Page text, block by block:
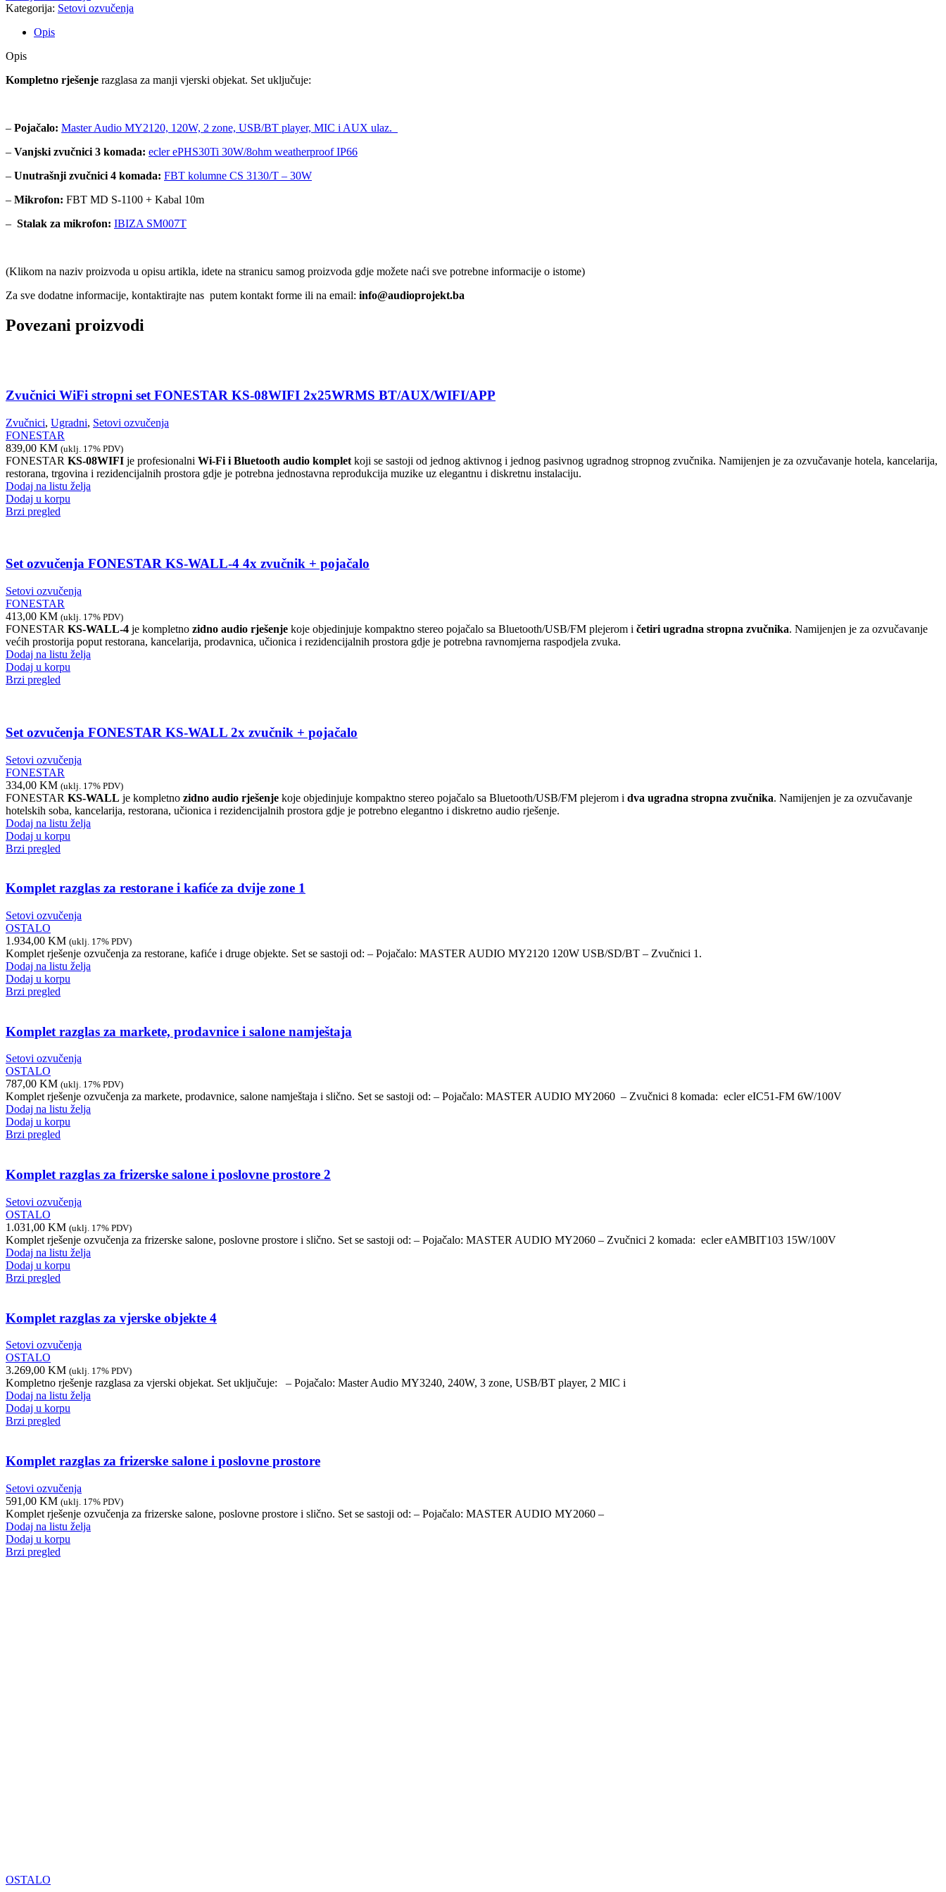
Kategorija: Setovi ozvučenja
Opis
Opis
Kompletno rješenje razglasa za manji vjerski objekat. Set uključuje:
– Pojačalo: Master Audio MY2120, 120W, 2 zone, USB/BT player, MIC i AUX ulaz.
– Vanjski zvučnici 3 komada: ecler ePHS30Ti 30W/8ohm weatherproof IP66
– Unutrašnji zvučnici 4 komada: FBT kolumne CS 3130/T – 30W
– Mikrofon: FBT MD S-1100 + Kabal 10m
– Stalak za mikrofon: IBIZA SM007T
(Klikom na naziv proizvoda u opisu artikla, idete na stranicu samog proizvoda gdje možete naći sve potrebne informacije o istome)
Za sve dodatne informacije, kontaktirajte nas putem kontakt forme ili na email: info@audioprojekt.ba
Povezani proizvodi
Zvučnici WiFi stropni set FONESTAR KS-08WIFI 2x25WRMS BT/AUX/WIFI/APP
Zvučnici, Ugradni, Setovi ozvučenja
FONESTAR
839,00 KM (uklj. 17% PDV)
FONESTAR KS-08WIFI je profesionalni Wi-Fi i Bluetooth audio komplet koji se sastoji od jednog aktivnog i jednog pasivnog ugradnog stropnog zvučnika. Namijenjen je za ozvučavanje hotela, kancelarija,
restorana, trgovina i rezidencijalnih prostora gdje je potrebna jednostavna reprodukcija muzike uz elegantnu i diskretnu instalaciju.
Dodaj na listu želja
Dodaj u korpu
Brzi pregled
Set ozvučenja FONESTAR KS-WALL-4 4x zvučnik + pojačalo
Setovi ozvučenja
FONESTAR
413,00 KM (uklj. 17% PDV)
FONESTAR KS-WALL-4 je kompletno zidno audio rješenje koje objedinjuje kompaktno stereo pojačalo sa Bluetooth/USB/FM plejerom i četiri ugradna stropna zvučnika. Namijenjen je za ozvučavanje
većih prostorija poput restorana, kancelarija, prodavnica, učionica i rezidencijalnih prostora gdje je potrebna ravnomjerna raspodjela zvuka.
Dodaj na listu želja
Dodaj u korpu
Brzi pregled
Set ozvučenja FONESTAR KS-WALL 2x zvučnik + pojačalo
Setovi ozvučenja
FONESTAR
334,00 KM (uklj. 17% PDV)
FONESTAR KS-WALL je kompletno zidno audio rješenje koje objedinjuje kompaktno stereo pojačalo sa Bluetooth/USB/FM plejerom i dva ugradna stropna zvučnika. Namijenjen je za ozvučavanje
hotelskih soba, kancelarija, restorana, učionica i rezidencijalnih prostora gdje je potrebno elegantno i diskretno audio rješenje.
Dodaj na listu želja
Dodaj u korpu
Brzi pregled
Komplet razglas za restorane i kafiće za dvije zone 1
Setovi ozvučenja
OSTALO
1.934,00 KM (uklj. 17% PDV)
Komplet rješenje ozvučenja za restorane, kafiće i druge objekte. Set se sastoji od: – Pojačalo: MASTER AUDIO MY2120 120W USB/SD/BT – Zvučnici 1.
Dodaj na listu želja
Dodaj u korpu
Brzi pregled
Komplet razglas za markete, prodavnice i salone namještaja
Setovi ozvučenja
OSTALO
787,00 KM (uklj. 17% PDV)
Komplet rješenje ozvučenja za markete, prodavnice, salone namještaja i slično. Set se sastoji od: – Pojačalo: MASTER AUDIO MY2060 – Zvučnici 8 komada: ecler eIC51-FM 6W/100V
Dodaj na listu želja
Dodaj u korpu
Brzi pregled
Komplet razglas za frizerske salone i poslovne prostore 2
Setovi ozvučenja
OSTALO
1.031,00 KM (uklj. 17% PDV)
Komplet rješenje ozvučenja za frizerske salone, poslovne prostore i slično. Set se sastoji od: – Pojačalo: MASTER AUDIO MY2060 – Zvučnici 2 komada: ecler eAMBIT103 15W/100V
Dodaj na listu želja
Dodaj u korpu
Brzi pregled
Komplet razglas za vjerske objekte 4
Setovi ozvučenja
OSTALO
3.269,00 KM (uklj. 17% PDV)
Kompletno rješenje razglasa za vjerski objekat. Set uključuje: – Pojačalo: Master Audio MY3240, 240W, 3 zone, USB/BT player, 2 MIC i
Dodaj na listu želja
Dodaj u korpu
Brzi pregled
Komplet razglas za frizerske salone i poslovne prostore
Setovi ozvučenja
591,00 KM (uklj. 17% PDV)
Komplet rješenje ozvučenja za frizerske salone, poslovne prostore i slično. Set se sastoji od: – Pojačalo: MASTER AUDIO MY2060 –
Dodaj na listu želja
Dodaj u korpu
Brzi pregled
OSTALO